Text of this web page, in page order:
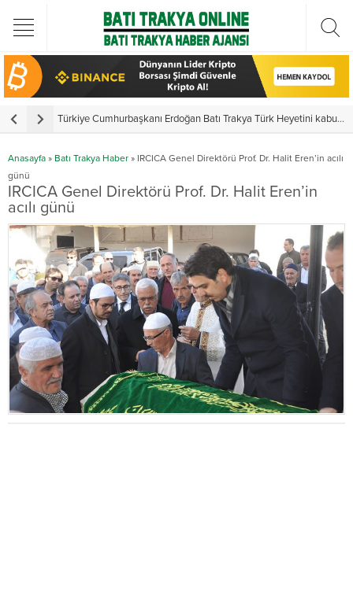
Türkiye Cumhurbaşkanı Erdoğan Batı Trakya Türk Heyetini kabul ettiYunanistan’da vekillerden 3 ayrı yemin
Anasayfa » Batı Trakya Haber » IRCICA Genel Direktörü Prof. Dr. Halit Eren’in acılı
günü
IRCICA Genel Direktörü Prof. Dr. Halit Eren’in
acılı günü